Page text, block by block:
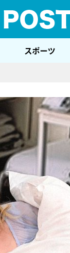
スポーツ
『アイ＝ラ